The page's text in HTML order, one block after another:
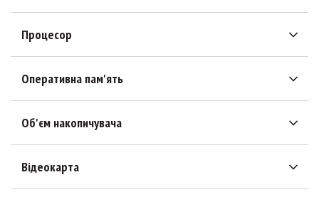
Процесор
Оперативна пам'ять
Об'єм накопичувача
Відеокарта